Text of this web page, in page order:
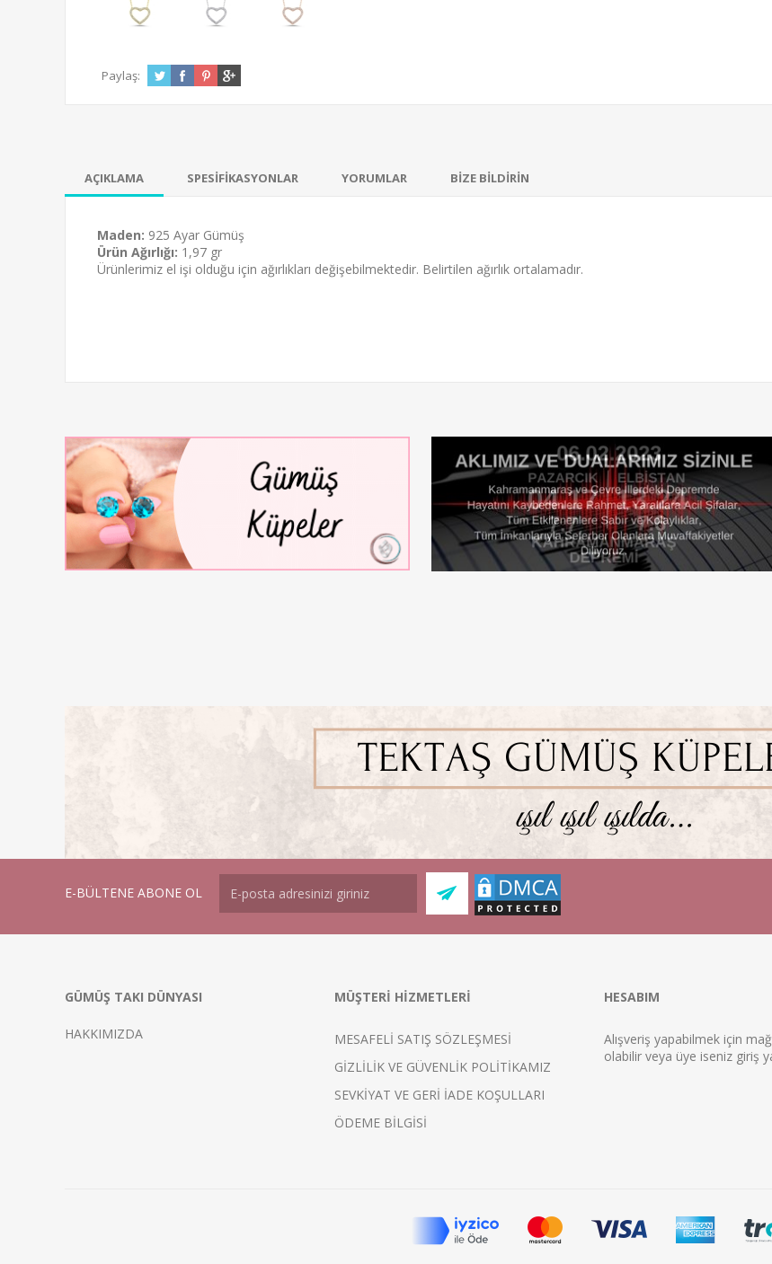
Paylaş:
AÇIKLAMA SPESİFİKASYONLAR YORUMLAR BİZE BİLDİRİN
Maden: 925 Ayar Gümüş
Ürün Ağırlığı: 1,97 gr
Ürünlerimiz el işi olduğu için ağırlıkları değişebilmektedir. Belirtilen ağırlık ortalamadır.
E-BÜLTENE ABONE OL
GÜMÜŞ TAKI DÜNYASI
HAKKIMIZDA
MÜŞTERİ HİZMETLERİ
MESAFELİ SATIŞ SÖZLEŞMESİ
GİZLİLİK VE GÜVENLİK POLİTİKAMIZ
SEVKİYAT VE GERİ İADE KOŞULLARI
ÖDEME BİLGİSİ
HESABIM
Alışveriş yapabilmek için
olabilir veya üye iseniz giriş